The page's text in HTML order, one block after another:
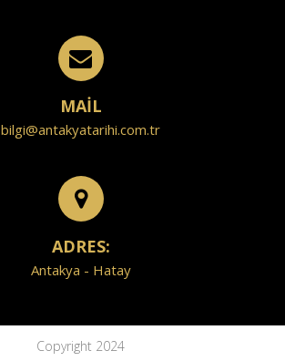
MAİL
bilgi@antakyatarihi.com.tr
ADRES:
Antakya - Hatay
Copyright 2024